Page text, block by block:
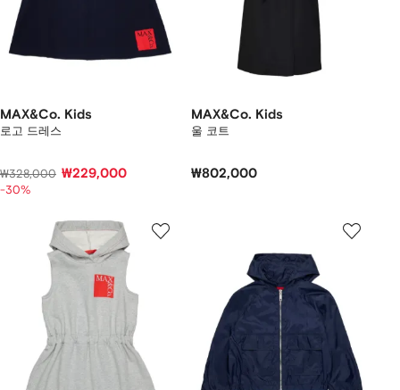
MAX&Co. Kids
로고 드레스
₩328,000 ₩229,000
-30%
MAX&Co. Kids
울 코트
₩802,000